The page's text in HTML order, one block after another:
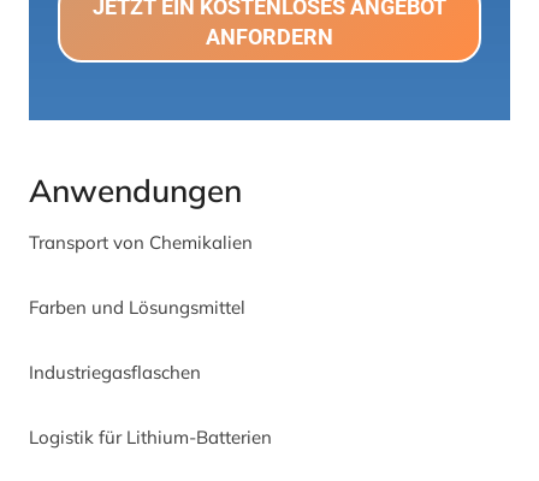
JETZT EIN KOSTENLOSES ANGEBOT
ANFORDERN
Anwendungen
Transport von Chemikalien
Farben und Lösungsmittel
Industriegasflaschen
Logistik für Lithium-Batterien